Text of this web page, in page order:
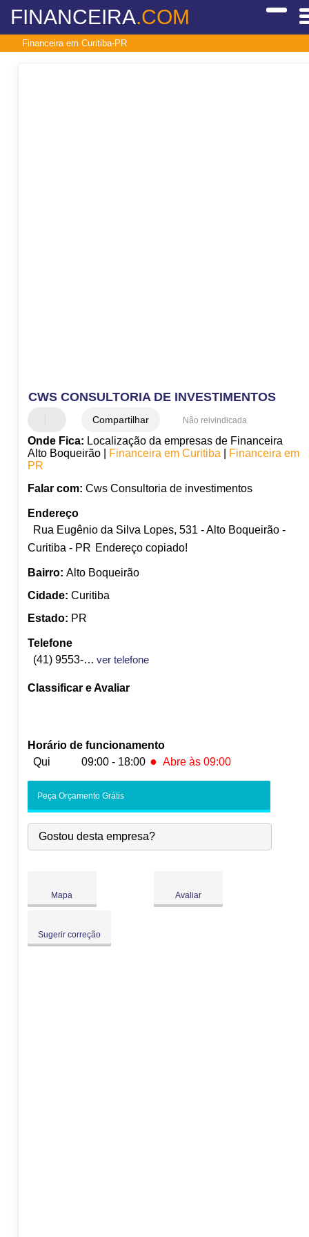
FINANCEIRA.COM
Financeira em Curitiba-PR
CWS CONSULTORIA DE INVESTIMENTOS
Compartilhar Não reivindicada
Onde Fica: Localização da empresas de Financeira
Alto Boqueirão |
Financeira em Curitiba|
Financeira em
PR
Falar com: Cws Consultoria de investimentos
Endereço
Rua Eugênio da Silva Lopes, 531 - Alto Boqueirão -
Curitiba - PR Endereço copiado!
Bairro: Alto Boqueirão
Cidade: Curitiba
Estado: PR
Telefone
(41) 9553-4270
ver telefone
Classificar e Avaliar
Horário de funcionamento
Qui
09:00 - 18:00 ● Abre às 09:00
-
Qua:
09:00-18:00
Qui:
09:00-18:00 ●
Peça Orçamento Grátis
Gostou desta empresa?
Mapa Avaliar
Sugerir correção